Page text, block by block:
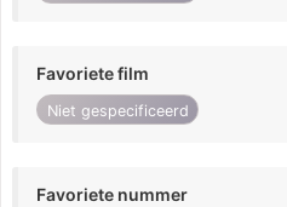
Favoriete film
Niet gespecificeerd
Favoriete nummer